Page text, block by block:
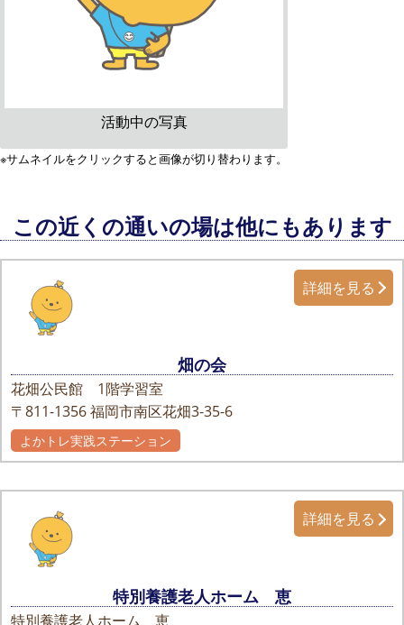
活動中の写真
※サムネイルをクリックすると画像が切り替わります。
この近くの通いの場は他にもあります
畑の会
花畑公民館 1階学習室
〒811-1356福岡市南区花畑3-35-6
詳細を見る
よかトレ実践ステーション
特別養護老人ホーム 恵
特別養護老人ホーム 恵
詳細を見る